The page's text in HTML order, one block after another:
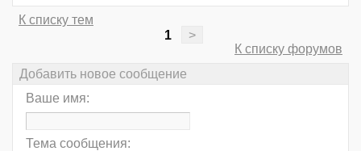
К списку тем
1
>
К списку форумов
Добавить новое сообщение
Ваше имя:
Тема сообщения: